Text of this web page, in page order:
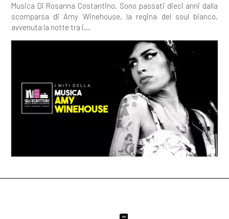
Musica Di Rosanna Costantino. Sono passati dieci anni dalla
scomparsa di Amy Winehouse, la regina del soul bianco,
avvenuta la notte tra i...